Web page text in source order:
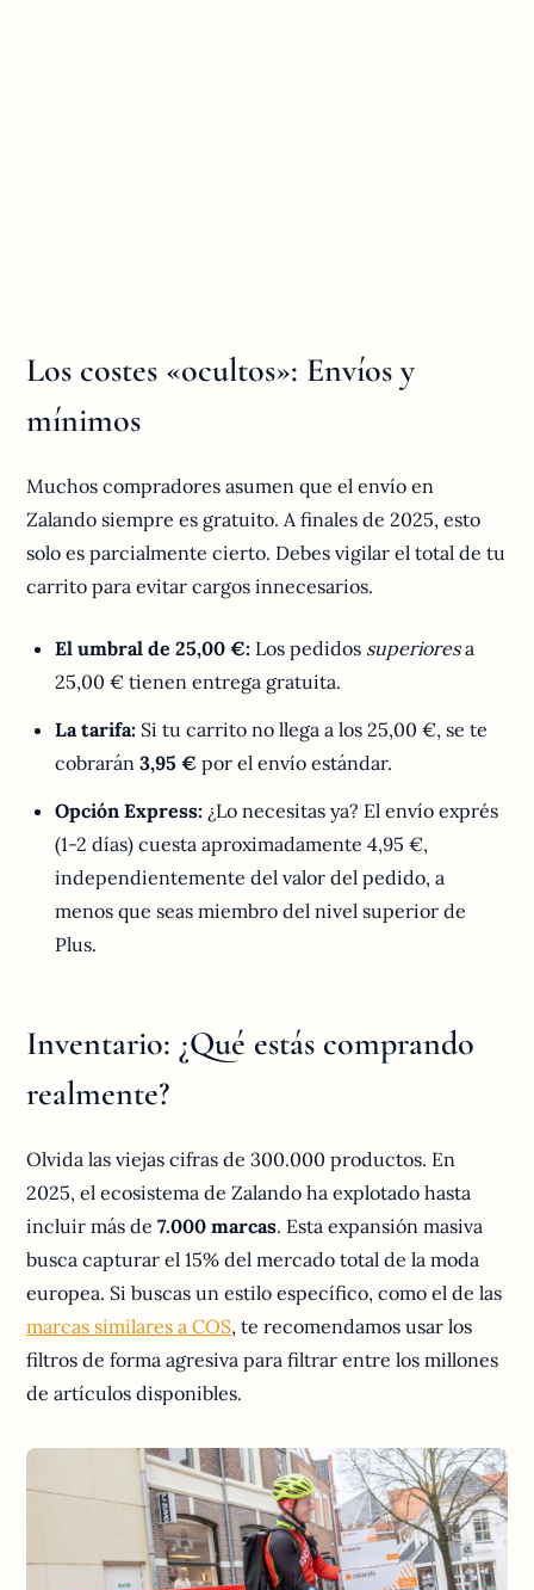
Los costes «ocultos»: Envíos y
mínimos
Muchos compradores asumen que el envío en
Zalando siempre es gratuito. A finales de 2025, esto
solo es parcialmente cierto. Debes vigilar el total de tu
carrito para evitar cargos innecesarios.
El umbral de 25,00 €: Los pedidos superioresa
25,00 € tienen entrega gratuita.
La tarifa: Si tu carrito no llega a los 25,00 €, se te
cobrarán3,95 € por el envío estándar.
Opción Express: ¿Lo necesitas ya? El envío exprés
(1-2 días) cuesta aproximadamente 4,95 €,
independientemente del valor del pedido, a
menos que seas miembro del nivel superior de
Plus.
Inventario: ¿Qué estás comprando
realmente?
Olvida las viejas cifras de 300.000 productos. En
2025, el ecosistema de Zalando ha explotado hasta
incluir más de7.000 marcas. Esta expansión masiva
busca capturar el 15% del mercado total de la moda
europea. Si buscas un estilo específico, como el de las
marcas similares a COS, te recomendamos usar los
filtros de forma agresiva para filtrar entre los millones
de artículos disponibles.